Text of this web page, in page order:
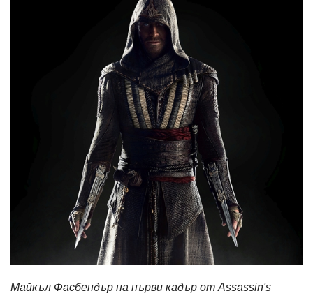
Майкъл Фасбендър на първи кадър от Assassin's